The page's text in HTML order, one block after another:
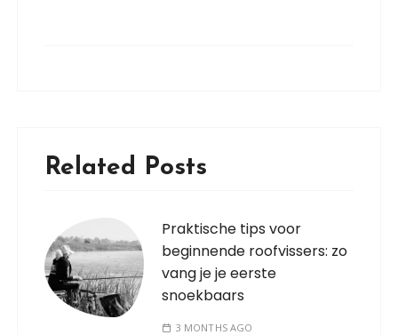
Related Posts
Praktische tips voor
beginnende roofvissers: zo
vang je je eerste
snoekbaars
3 MONTHS AGO